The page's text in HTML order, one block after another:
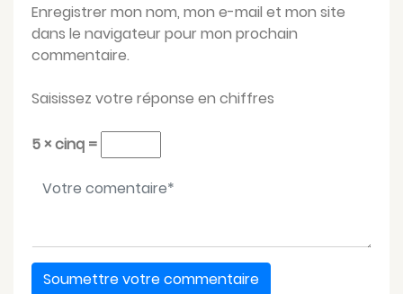
Enregistrer mon nom, mon e-mail et mon site
dans le navigateur pour mon prochain
commentaire.
Saisissez votre réponse en chiffres
5 × cinq =
Votre message*